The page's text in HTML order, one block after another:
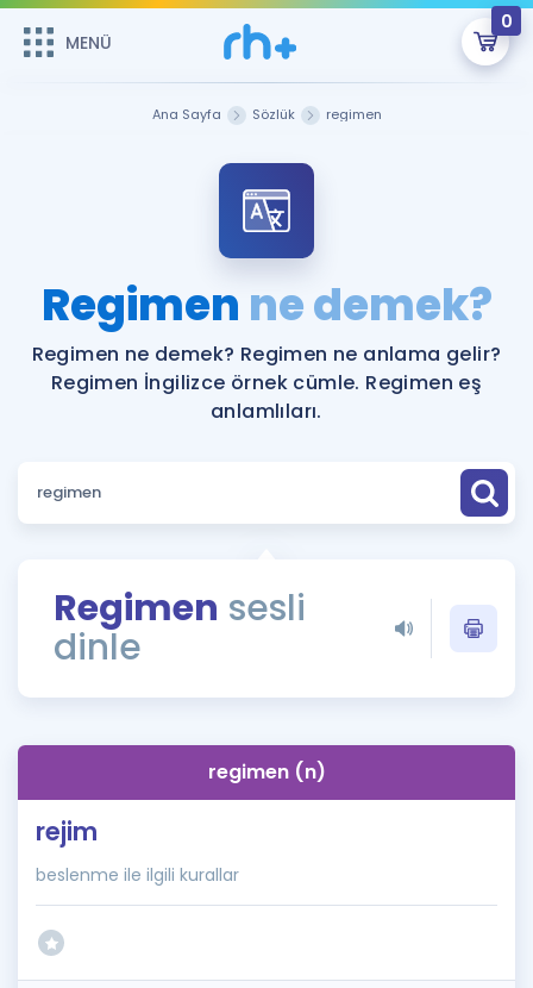
MENÜ
0
ÜYE DEĞİLİM
Sepetin Şu An Boş.
Remzi Hoca ile seni sınava hazırlayacak onlarca eğitim seni
bekliyor!
MENÜ
Katılımcı Görüşleri
Faydalı Araçlar
Sözlük
Rehberlik Aracı
ÖSYM Sınav Takvimi
İngilizce Gramer
Hakkımızda
Ana Sayfa Sözlük regimen
Regimen ne demek?
Regimen ne demek? Regimen ne anlama gelir?
Regimen İngilizce örnek cümle. Regimen eş
anlamlıları.
Regimen sesli
dinle
regimen (n)
rejim
beslenme ile ilgili kurallar